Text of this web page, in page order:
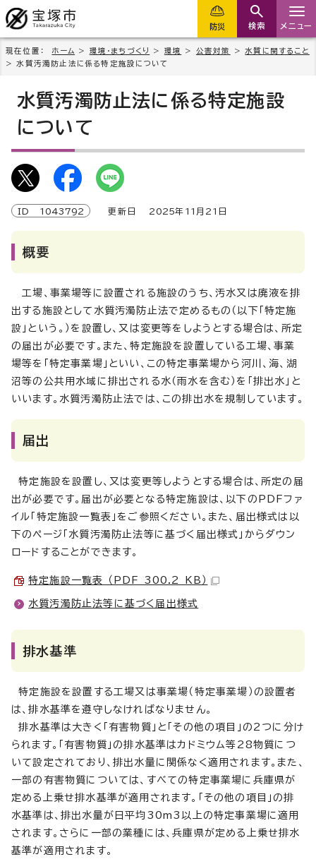
防災 検索 メニュー
現在位置： ホーム > 環境・まちづくり > 環境 > 公害対策 >水質に関すること
> 水質汚濁防止法に係る特定施設について
水質汚濁防止法に係る特定施設
について
ID 1043792 更新日 2025年 11 月 21 日
概要
工場、事業場等に設置される施設のうち、汚水又は廃液を排
出する施設として水質汚濁防止法で定めるもの（以下「特定施
設」という。）を設置し、又は変更等をしようとする場合は、所定
の届出が必要です。また、特定施設を設置している工場、事業
場等を「特定事業場」といい、この特定事業場から河川、海、湖
沼等の公共用水域に排出される水（雨水を含む）を「排出水」と
いいます。水質汚濁防止法では、この排出水を規制しています。
届出
特定施設を設置し、又は変更等しようとする場合は、所定の届
出が必要です。届出が必要となる特定施設は、以下のPDFファ
イル「特定施設一覧表」をご参照ください。また、届出様式は以
下のページ「水質汚濁防止法等に基づく届出様式」からダウン
ロードすることができます。
特定施設一覧表 （PDF 300.2 KB）
水質汚濁防止法等に基づく届出様式
排水基準
特定施設を設置する工場又は事業場（特定事業場）の設置者
は、排水基準を遵守しなければなりません。
排水基準は大きく「有害物質」と「その他の項目」の2つに分け
られます。「有害物質」の排水基準はカドミウム等28物質につ
いて設定されており、排出水量に関係なく適用されます。また、
一部の有害物質については、すべての特定事業場に兵庫県が
定める上乗せ排水基準が適用されます。「その他の項目」の排
水基準は、排出水量が日平均30m3以上の特定事業場に適用
されます。さらに一部の業種には、兵庫県が定める上乗せ排水
基準が適用されます。